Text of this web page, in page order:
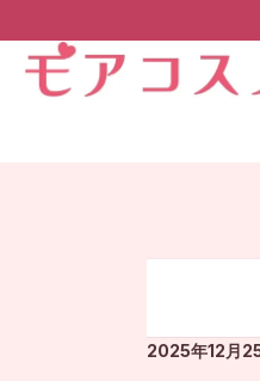
2025年12月